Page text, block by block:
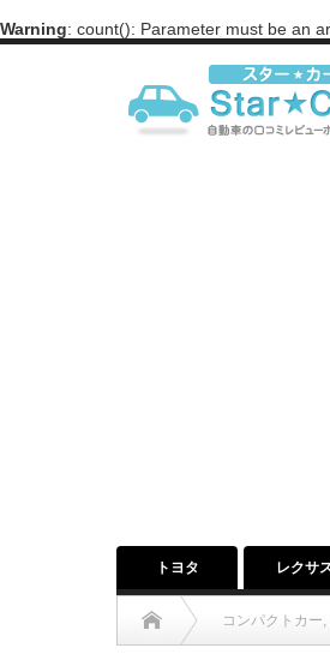
Warning: count(): Parameter must be an
トヨタ レクサ
コンパクトカー,